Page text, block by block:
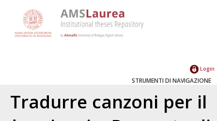
Login
STRUMENTI DI NAVIGAZIONE
Tradurre canzoni per il